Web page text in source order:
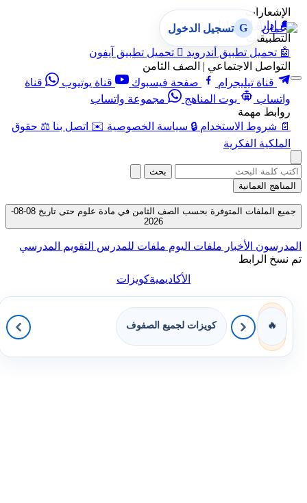
الإشعارات
🔔 إدارة الإشعارات
التطبيقات
🤖 تحميل تطبيق أندرويد  تحميل تطبيق آيفون
التواصل الاجتماعي | الصف الثامن
قناة تيليجرام
صفحة فيسبوك قناة يوتيوب
قناة
واتساب
بوت المناهج
مجموعة واتساب
روابط مهمة
📄 شروط الاستخدام 🔒 سياسة الخصوصية ✉️ اتصل بنا ⚖️ حقوق
الملكية الفكرية
G تسجيل الدخول
بحث
المناهج العمانية
جميع الملفات المتوفرة بحسب الصف الثامن في مادة علوم حتى تاريخ 08-08-
2026
المدرسون الأخبار ملفات اليوم ملفات للمدرس التقويم المدرسي
تم نسخ الرابط
الأكاديميةكويزات
🔥 كويزات لجميع الصفوف